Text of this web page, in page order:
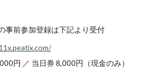
事前参加登録は下記より受付
円 ／ 当日券 8,000円（現金のみ）